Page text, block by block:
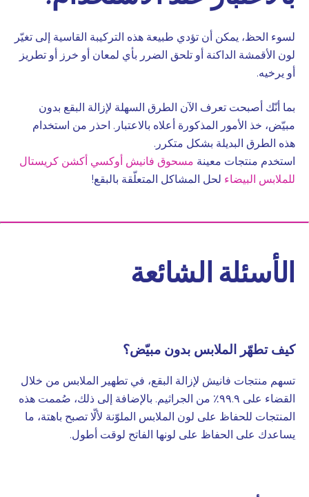
لسوء الحظ، يمكن أن تؤدي طبيعة هذه التركيبة القاسية إلى تغيّر
لون الأقمشة الداكنة أو تلحق الضرر بأي لمعان أو خرز أو تطريز
أو يرخيه.
بما أنّك أصبحت تعرف الآن الطرق السهلة لإزالة البقع بدون
مبيّض، خذ الأمور المذكورة أعلاه بالاعتبار. احذر من استخدام
هذه الطرق البديلة بشكل متكرر.
استخدم منتجات معينة مسحوق فانيش أوكسي أكشن كريستال
للملابس البيضاء لحل المشاكل المتعلّقة بالبقع!
الأسئلة الشائعة
كيف تطهّر الملابس بدون مبيّض؟
تسهم منتجات فانيش لإزالة البقع، في تطهير الملابس من خلال
القضاء على ٩٩.٩٪ من الجراثيم. بالإضافة إلى ذلك، صُممت هذه
المنتجات للحفاظ على لون الملابس الملوّنة لألّا تصبح باهتة، ما
يساعدك على الحفاظ على لونها الفاتح لوقت أطول.